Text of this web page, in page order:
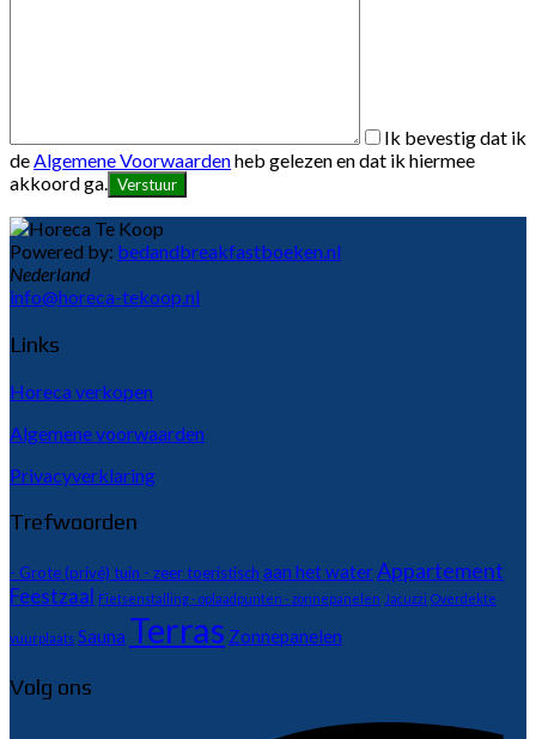
Ik bevestig dat ik
deAlgemene Voorwaardenheb gelezen en dat ik hiermee
akkoord ga.
Powered by: bedandbreakfastboeken.nl
Nederland
info@horeca-tekoop.nl
Links
Horeca verkopen
Algemene voorwaarden
Privacyverklaring
Trefwoorden
- Grote (privé) tuin - zeer toeristisch aan het waterAppartement
Feestzaal Fietsenstalling - oplaadpunten - zonnepanelen Jacuzzi Overdekte
vuurplaats Sauna Terras Zonnepanelen
Volg ons